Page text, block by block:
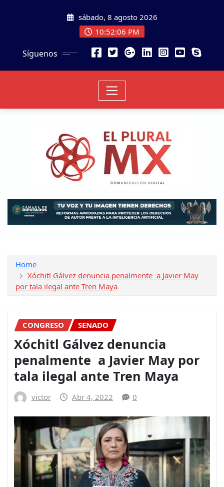
sábado, 8 agosto 2026
10:52:07 PM
Síguenos
Home
Xóchitl Gálvez denuncia penalmente a Javier May
por tala ilegal ante Tren Maya
CONGRESO SENADO
Xóchitl Gálvez denuncia
penalmente a Javier May por
tala ilegal ante Tren Maya
victor Abr 4, 2022 0